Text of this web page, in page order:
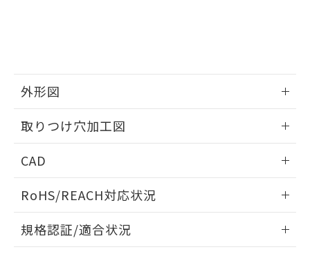
外形図
取りつけ穴加工図
CAD
ドすることができます。
ログイン/会員登録
RoHS/REACH対応状況
規格認証/適合状況
欄に対応日を記載しておりました。
既に当社にて対応品への在庫切替を完了
り、2022年1月12日より割愛しておりま
す。